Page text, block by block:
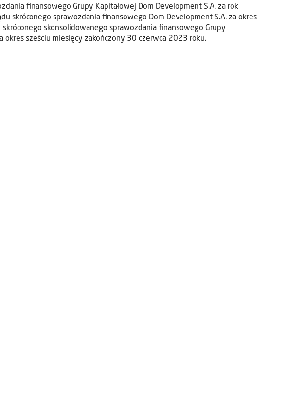
finansowego Grupy Kapitałowej Dom Development S.A. za rok
skróconego sprawozdania finansowego Dom Development S.A. za okres
skonsolidowanego sprawozdania finansowego Grupy
okres sześciu miesięcy zakończony 30 czerwca 2023 roku.